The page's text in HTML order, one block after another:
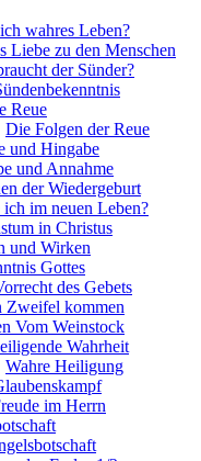
wahres Leben?
Liebe zu den Menschen
der Sünder?
Reue
Die Folgen der Reue
und Hingabe
und Annahme
der Wiedergeburt
im neuen Leben?
in Christus
und Wirken
Gottes
des Gebets
Zweifel kommen
Vom Weinstock
Wahrheit
Wahre Heiligung
im Herrn